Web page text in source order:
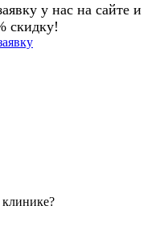
у нас на сайте и
скидку!